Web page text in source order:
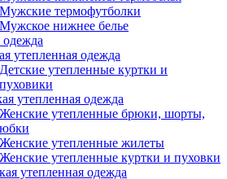
Мужские термофутболки
Мужское нижнее белье
одежда
утепленная одежда
Детские утепленные куртки и
пуховики
утепленная одежда
Женские утепленные брюки, шорты,
юбки
Женские утепленные жилеты
Женские утепленные куртки и пуховки
утепленная одежда